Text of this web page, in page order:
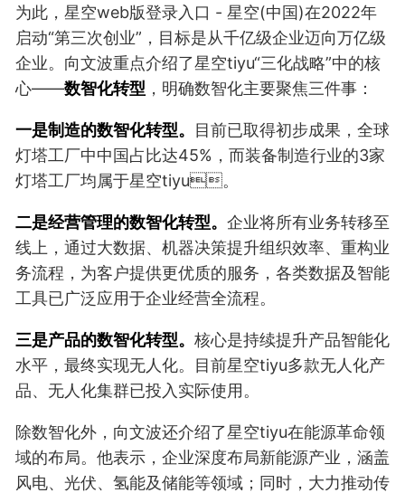
为此，星空web版登录入口 - 星空(中国)在2022年
启动“第三次创业”，目标是从千亿级企业迈向万亿级
企业。向文波重点介绍了星空tiyu“三化战略”中的核
心——数智化转型 ，明确数智化主要聚焦三件事：
一是制造的数智化转型。
目前已取得初步成果，全球
灯塔工厂中中国占比达45%，而装备制造行业的3家
灯塔工厂均属于星空tiyu。
二是经营管理的数智化转型。 企业将所有业务转移至
线上，通过大数据、机器决策提升组织效率、重构业
务流程，为客户提供更优质的服务，各类数据及智能
工具已广泛应用于企业经营全流程。
三是产品的数智化转型。 核心是持续提升产品智能化
水平，最终实现无人化。目前星空tiyu多款无人化产
品、无人化集群已投入实际使用。
除数智化外，向文波还介绍了星空tiyu在能源革命领
域的布局。他表示，企业深度布局新能源产业，涵盖
风电、光伏、氢能及储能等领域；同时，大力推动传